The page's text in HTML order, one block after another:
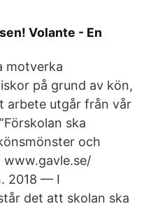
Volante - En
motverka
på grund av kön,
arbete utgår från vår
ska
och
www.gavle.se/​
2018 — I
det att skolan ska